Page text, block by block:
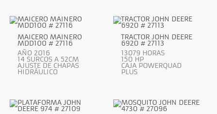
MAICERO MAINERO
MDD100 # 27116
AÑO 2016
14 SURCOS A 52CM
AJUSTE DE CHAPAS
HIDRÁULICO
TRACTOR JOHN DEERE
6920 # 27113
13079 HORAS
150 HP
CAJA POWERQUAD
PLUS